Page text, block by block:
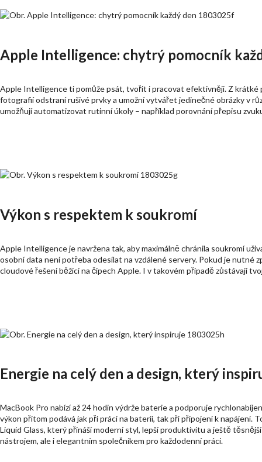
Apple Intelligence: chytrý pomocník
Apple Intelligence ti pomůže psát, tvořit i pracovat efektivněji. Z krátké
fotografií odstraní rušivé prvky a umožní vytvářet jedinečné obrázky v
umožňují automatizovat rutinní úkoly – například porovnání přepisu
Výkon s respektem k soukromí
Apple Intelligence je navržena tak, aby maximálně chránila soukromí
osobní data není potřeba odesílat na vzdálené servery. Pokud je nutné
cloudové řešení běžící na čipech Apple. I v takovém případě zůstávají
Energie na celý den a design, který
MacBook Pro nabízí až 24 hodin výdrže baterie a podporuje
výkon přitom podává jak při práci na baterii, tak při připojení k napájení.
Liquid Glass, který přináší moderní styl, lepší produktivitu a ještě
nástrojem, ale i elegantním společníkem pro každodenní práci.